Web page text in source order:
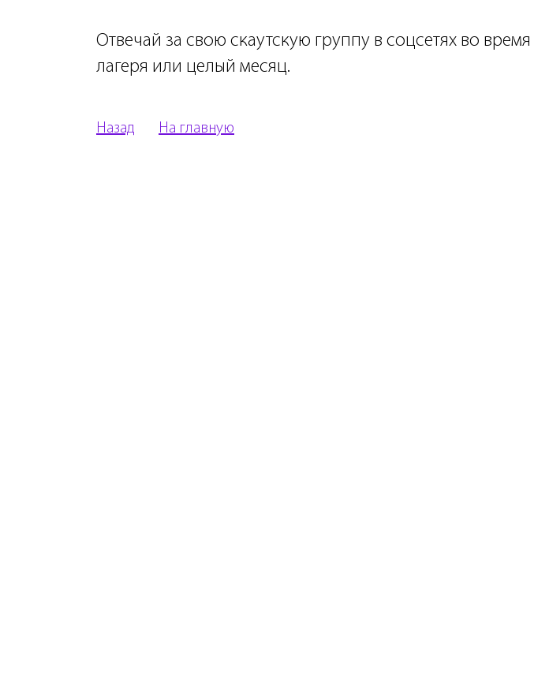
Отвечай за свою скаутскую группу в соцсетях во время
лагеря или целый месяц.
Назад На главную